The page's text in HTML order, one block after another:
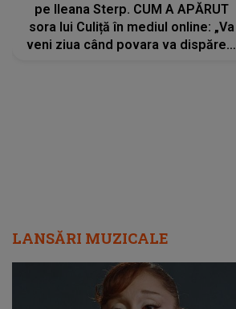
pe Ileana Sterp. CUM A APĂRUT
sora lui Culiță în mediul online: „Va
veni ziua când povara va dispărea,
LANSĂRI MUZICALE